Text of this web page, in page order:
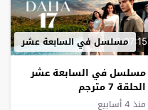
02:07:15مسلسل في السابعة عشر
مسلسل في السابعة عشر
الحلقة 7 مترجم
منذ 4 أسابيع